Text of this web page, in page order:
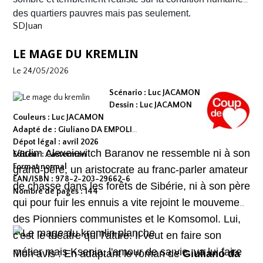
des quartiers pauvres mais pas seulement.
SDJuan
LE MAGE DU KREMLIN
Le 24/05/2026
Scénario : Luc JACAMON
Dessin : Luc JACAMON
Couleurs : Luc JACAMON
Adapté de : Giuliano DA EMPOLI
Dépot légal : avril 2026
Editeur : Casterman
Format normal
EAN/ISBN : 978-2-203-29662-6
Nombre de pages : 144
Vadim Alexeievitch Baranov ne ressemble ni à son
grand-père, un aristocrate au franc-parler amateur
de chasse dans les forêts de Sibérie, ni à son père
qui pour fuir les ennuis a vite rejoint le mouvement
des Pionniers communistes et le Komsomol. Lui,
c'est le théâtre qui l’attire. Il veut en faire son
métier mais Ksenia, l'amour de sa vie, va lui faire
Mon avis : En adaptant le roman deGiuliano da